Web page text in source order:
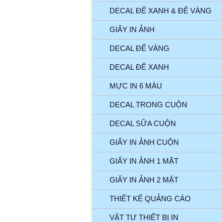
DECAL ĐẾ XANH & ĐẾ VÀNG
GIẤY IN ẢNH
DECAL ĐẾ VÀNG
DECAL ĐẾ XANH
MỰC IN 6 MÀU
DECAL TRONG CUỘN
DECAL SỮA CUỘN
GIẤY IN ẢNH CUỘN
GIẤY IN ẢNH 1 MẶT
GIẤY IN ẢNH 2 MẶT
THIẾT KẾ QUẢNG CÁO
VẬT TƯ THIẾT BỊ IN